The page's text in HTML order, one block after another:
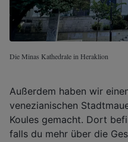
Die Minas Kathedrale in Heraklion
Außerdem haben wir
venezianischen
Koules gemacht. Dort
falls du mehr über die